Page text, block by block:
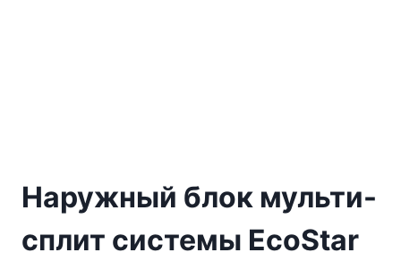
Наружный блок мульти-
сплит системы EcoStar